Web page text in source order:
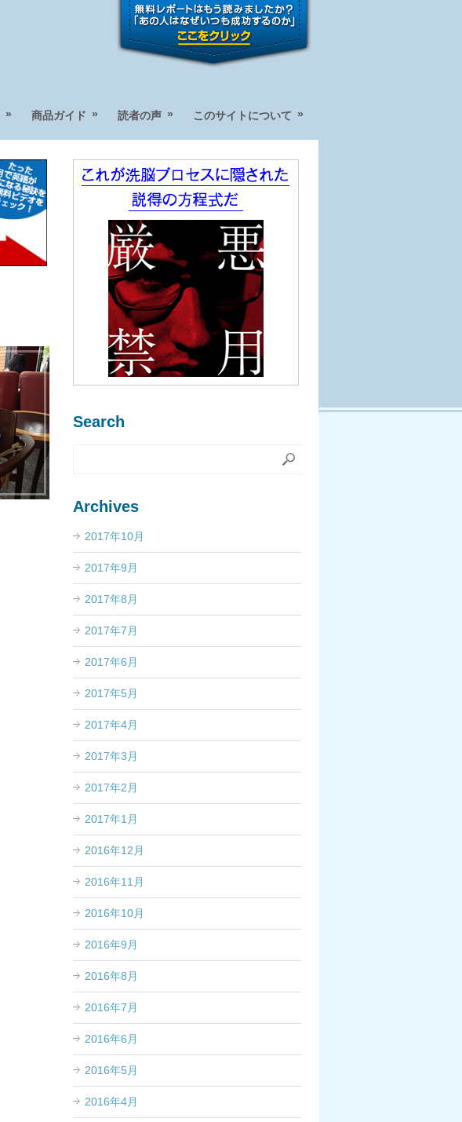
» 商品ガイド » 読者の声 » このサイトについて »
Search
Archives
2017年10月
2017年9月
2017年8月
2017年7月
2017年6月
2017年5月
2017年4月
2017年3月
2017年2月
2017年1月
2016年12月
2016年11月
2016年10月
2016年9月
2016年8月
2016年7月
2016年6月
2016年5月
2016年4月